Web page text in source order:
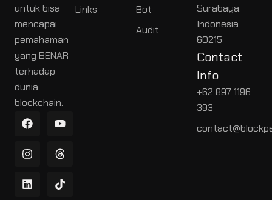
untuk bisa
mencapai
pemahaman
yang BENAR
terhadap
dunia
blockchain.
Links
Bot
Audit
Surabaya,
Indonesia
60215
Contact
Info
+62 897 1196
393